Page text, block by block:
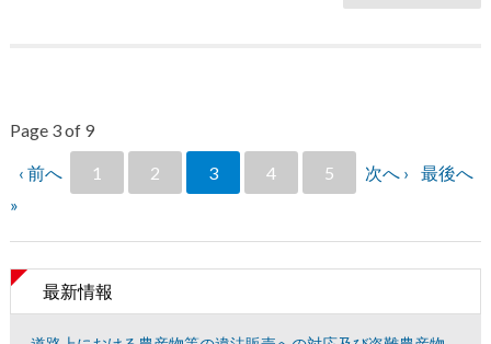
Page 3 of 9
‹ 前へ 1 2 3 4 5 次へ ›
最後へ
»
最新情報